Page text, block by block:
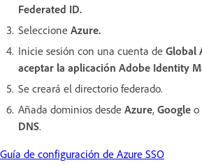
Federated ID.
Seleccione Azure.
Inicie sesión con una cuenta de Global
aceptar la aplicación Adobe Identity
Se creará el directorio federado.
Añada dominios desde Azure, Google o
DNS.
Guía de configuración de Azure SSO